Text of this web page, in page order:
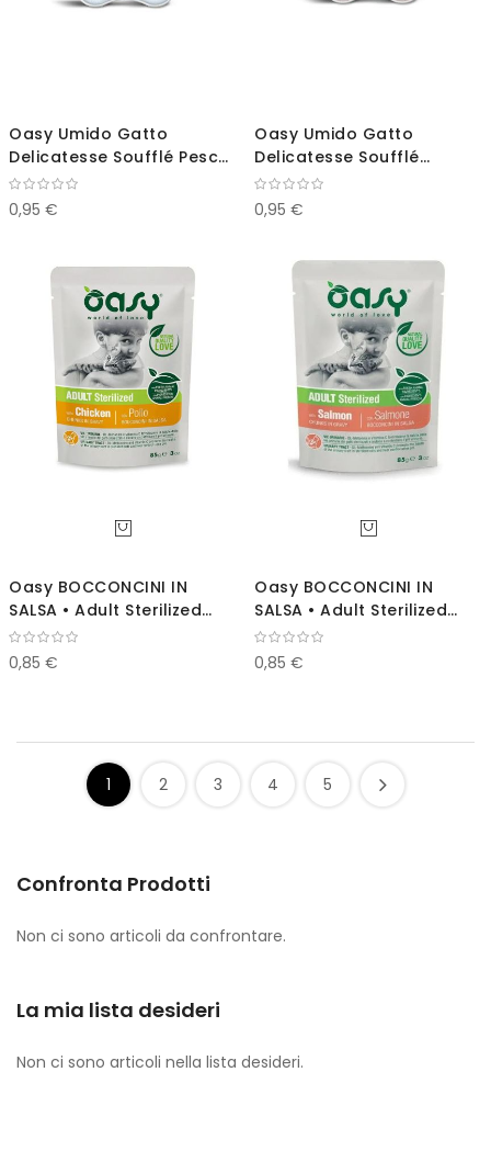
Oasy Umido Gatto
Delicatesse Soufflé Pesce
e Yougurt 85g
0,95 €
Oasy Umido Gatto
Delicatesse Soufflé
Salmone e Latte 85g
0,95 €
Oasy BOCCONCINI IN
SALSA • Adult Sterilized
con Pollo 85 gr
0,85 €
Oasy BOCCONCINI IN
SALSA • Adult Sterilized
con Salmone 85g
0,85 €
1 2 3 4 5
Confronta Prodotti
Non ci sono articoli da confrontare.
La mia lista desideri
Non ci sono articoli nella lista desideri.